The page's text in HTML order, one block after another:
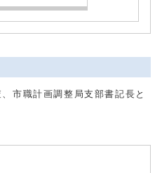
市職計画調整局支部書記長と